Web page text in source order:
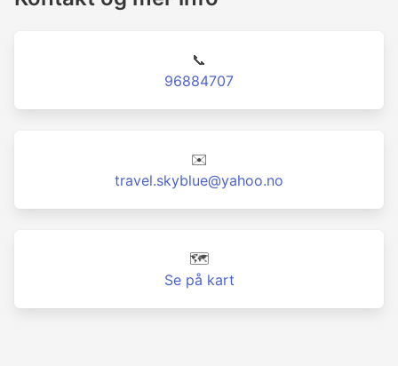
📞
96884707
✉️
travel.skyblue@yahoo.no
🗺️
Se på kart